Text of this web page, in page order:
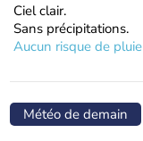
Ciel clair.
Sans précipitations.
Aucun risque de pluie
Météo de demain